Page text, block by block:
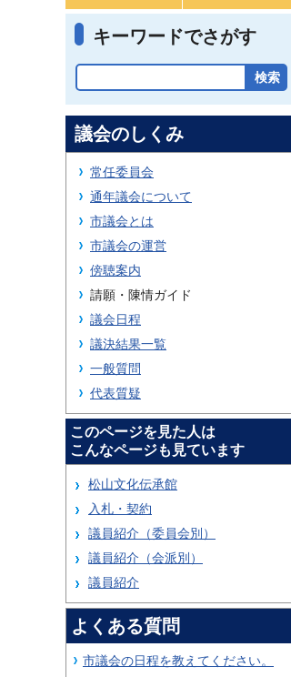
キーワードでさがす
議会のしくみ
常任委員会
通年議会について
市議会とは
市議会の運営
傍聴案内
請願・陳情ガイド
議会日程
議決結果一覧
一般質問
代表質疑
このページを見た人は
こんなページも見ています
松山文化伝承館
入札・契約
議員紹介（委員会別）
議員紹介（会派別）
議員紹介
よくある質問
市議会の日程を教えてください。